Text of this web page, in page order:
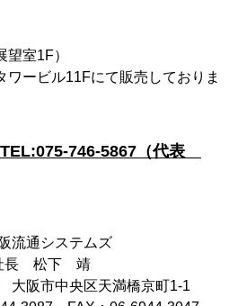
室1F）
ービル11Fにて販売しておりま
746-5867（代表
通システムズ
長 松下 靖
阪市中央区天満橋京町1-1